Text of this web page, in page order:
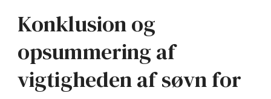
Konklusion og
opsummering af
vigtigheden af søvn for